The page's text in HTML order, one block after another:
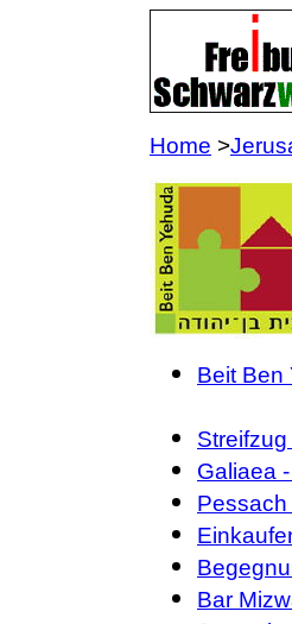
Home >
Beit Ben
Galiaea
Bar